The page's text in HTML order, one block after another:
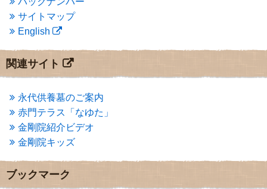
2014年1月(1)
2013年11月 (4)
2013年10月
2013年8月
(7)
2013年7月
(7)
2013年5月(13)
2013年4月(1)
2013年3月 (4)
2013年2月(6)
2013年1月(6)
2012年12月(7)
2012年11月(7)
2012年10月
サイトマップ
English
関連サイト
永代供養墓のご案内
赤門テラス「なゆた」
金剛院紹介ビデオ
金剛院キッズ
ブックマーク